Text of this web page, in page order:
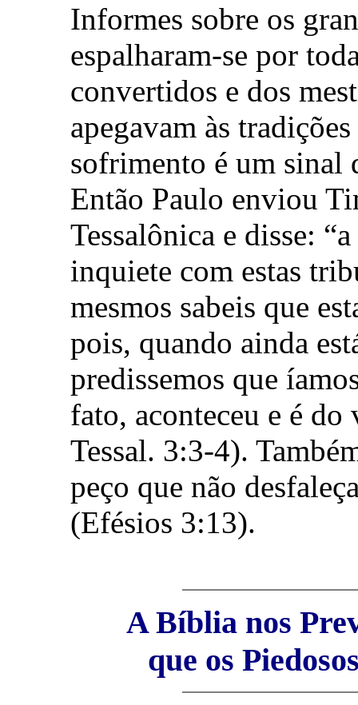
Informes sobre os
espalharam-se por
convertidos e dos
apegavam às
sofrimento é um sinal
Então Paulo enviou
Tessalônica e disse:
inquiete com estas
mesmos sabeis que
pois, quando ainda
predissemos que
fato, aconteceu e é
Tessal. 3:3-4).
peço que não
(Efésios 3:13).
A Bíblia nos
que os